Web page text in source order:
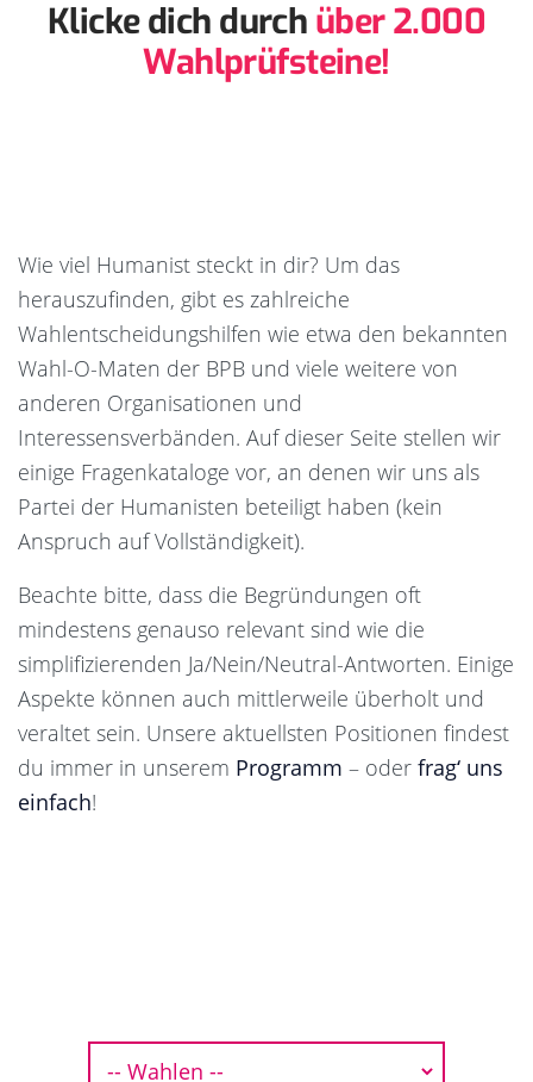
Klicke dich durch über 2.000
Wahlprüfsteine!
Wie viel Humanist steckt in dir? Um das
herauszufinden, gibt es zahlreiche
Wahlentscheidungshilfen wie etwa den bekannten
Wahl-O-Maten der BPB und viele weitere von
anderen Organisationen und
Interessensverbänden. Auf dieser Seite stellen wir
einige Fragenkataloge vor, an denen wir uns als
Partei der Humanisten beteiligt haben (kein
Anspruch auf Vollständigkeit).
Beachte bitte, dass die Begründungen oft
mindestens genauso relevant sind wie die
simplifizierenden Ja/Nein/Neutral-Antworten. Einige
Aspekte können auch mittlerweile überholt und
veraltet sein. Unsere aktuellsten Positionen findest
du immer in unserem Programm – oder frag‘ uns
einfach!